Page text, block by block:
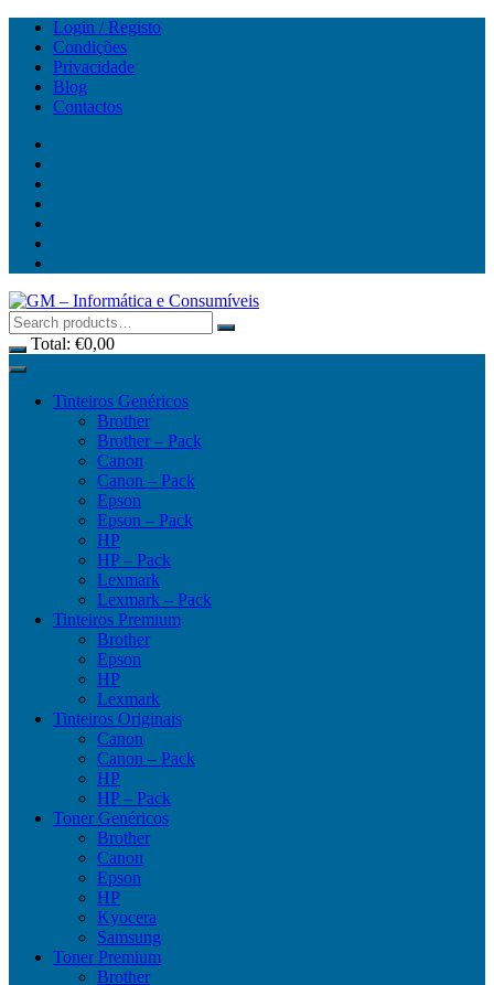
Skip
content
Login / Registo
Condições
Privacidade
Blog
Contactos
Total: €0,00
Tinteiros Genéricos
Brother
Brother – Pack
Canon
Canon – Pack
Epson
Epson – Pack
HP
HP – Pack
Lexmark
Lexmark – Pack
Tinteiros Premium
Brother
Epson
HP
Lexmark
Tinteiros Originais
Canon
Canon – Pack
HP
HP – Pack
Toner Genéricos
Brother
Canon
Epson
HP
Kyocera
Samsung
Toner Premium
Brother